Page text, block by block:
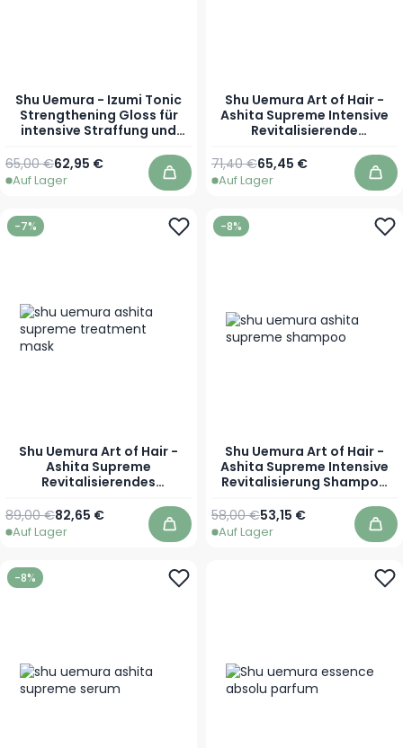
Shu Uemura - Izumi Tonic
Strengthening Gloss für
intensive Straffung und
ml
Sonderpreis
62,95 €
Regulärer Preis
65,00 €
Auf Lager In den Warenkorb
Shu Uemura Art of Hair -
Ashita Supreme Intensive
Revitalisierende
revitalisiertes Haar - 250
Sonderpreis
65,45 €
Regulärer Preis
71,40 €
Auf Lager In
-7%
Shu Uemura Art of Hair -
Ashita Supreme
Revitalisierendes
revitalisiertes Haar - 250
Sonderpreis
82,65 €
Regulärer Preis
89,00 €
Auf Lager In den Warenkorb
-8%
Shu Uemura Art of Hair -
Ashita Supreme Intensive
Revitalisierung Shampoo
300 ml
Sonderpreis
53,15 €
Regulärer Preis
58,00 €
Auf Lager In
-8%